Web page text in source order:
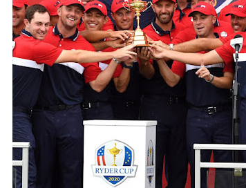
de Europa de MTB 2026
de Europa de remo 2026 (Varese,
de lacrosse femenino 2026 (Tokio,
celebración en el último Impact! con
de esgrima 2026 (Hong Kong) - La
Rodriguez es la nueva monarca